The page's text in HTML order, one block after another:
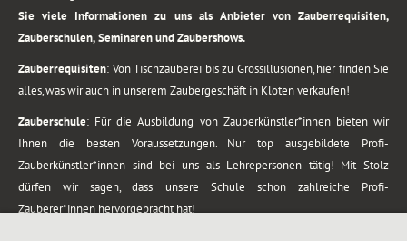
Sie viele Informationen zu uns als Anbieter von Zauberrequisiten,
Zauberschulen, Seminaren und Zaubershows.
Zauberrequisiten: Von Tischzauberei bis zu Grossillusionen, hier finden Sie
alles, was wir auch in unserem Zaubergeschäft in Kloten verkaufen!
Zauberschule: Für die Ausbildung von Zauberkünstler*innen bieten wir
Ihnen die besten Voraussetzungen. Nur top ausgebildete Profi-
Zauberkünstler*innen sind bei uns als Lehrepersonen tätig! Mit Stolz
dürfen wir sagen, dass unsere Schule schon zahlreiche Profi-
Zauberer*innen hervorgebracht hat!